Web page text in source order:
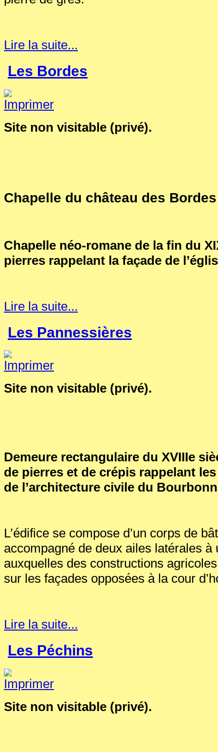
Lire la suite...
Les Bordes
Site non visitable (privé).
Chapelle du château des Bordes
Chapelle néo-romane de la fin du
pierres rappelant la façade de
Lire la suite...
Les Pannessières
Site non visitable (privé).
Demeure rectangulaire du XVIIIe
de pierres et de crépis rappelant
de l’architecture civile du
L’édifice se compose d’un corps de
accompagné de deux ailes latérales à
auxquelles des constructions
sur les façades opposées à la cour
Lire la suite...
Les Péchins
Site non visitable (privé).